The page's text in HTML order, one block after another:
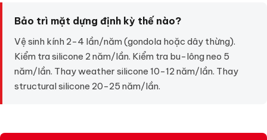
Bảo trì mặt dựng định kỳ thế nào?
Vệ sinh kính 2-4 lần/năm (gondola hoặc dây thừng).
Kiểm tra silicone 2 năm/lần. Kiểm tra bu-lông neo 5
năm/lần. Thay weather silicone 10-12 năm/lần. Thay
structural silicone 20-25 năm/lần.